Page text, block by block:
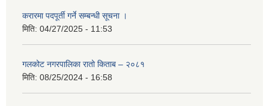
करारमा पदपूर्ती गर्ने सम्बन्धी सूचना ।
मिति: 04/27/2025 - 11:53
गलकोट नगरपालिका रातो किताब – २०८१
मिति: 08/25/2024 - 16:58